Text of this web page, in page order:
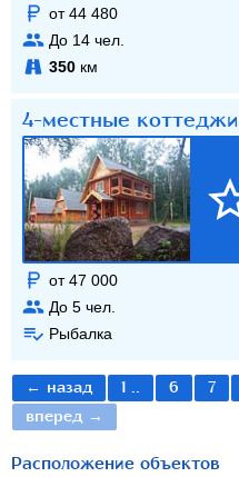
от 44 480
До 14 чел.
350 км
4-местные коттеджи
от 47 000
До 5 чел.
Рыбалка
← назад 1 .. 6 7
вперед →
Расположение объектов